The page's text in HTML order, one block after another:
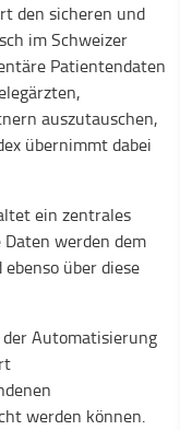
den sicheren und
im Schweizer
Patientendaten
auszutauschen,
übernimmt dabei
ein zentrales
werden dem
über diese
Automatisierung
werden können.